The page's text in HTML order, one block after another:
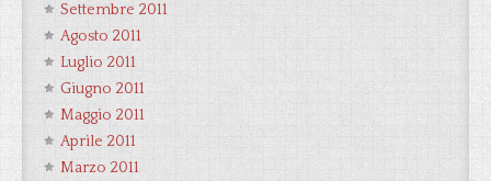
Settembre 2011
Agosto 2011
Luglio 2011
Giugno 2011
Maggio 2011
Aprile 2011
Marzo 2011